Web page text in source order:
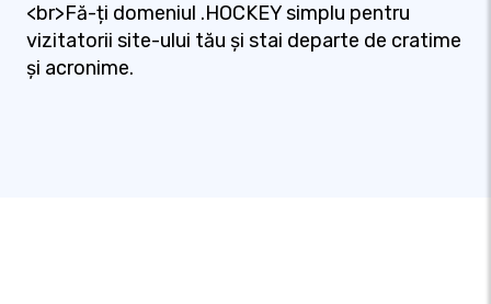
<br>Fă-ți domeniul .HOCKEY simplu pentru
vizitatorii site-ului tău și stai departe de cratime
și acronime.